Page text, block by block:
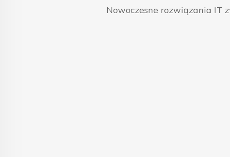
Nowoczesne rozwiązania IT